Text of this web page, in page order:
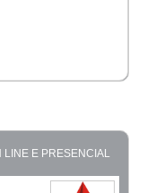
LINE E PRESENCIAL